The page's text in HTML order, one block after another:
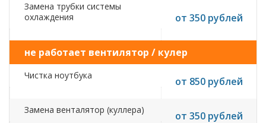
Замена трубки системы
охлаждения
от 350 рублей
не работает вентилятор / кулер
Чистка ноутбука от 850 рублей
Замена венталятор (куллера) от 350 рублей